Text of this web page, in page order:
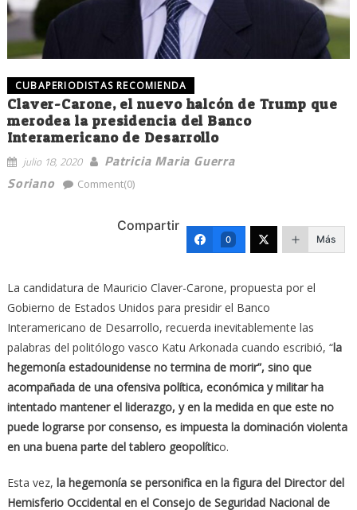
CUBAPERIODISTAS RECOMIENDA
Claver-Carone, el nuevo halcón de Trump que
merodea la presidencia del Banco
Interamericano de Desarrollo
julio 18, 2020
Patricia Maria Guerra
Soriano
Comment(0)
Compartir
0 Más
La candidatura de Mauricio Claver-Carone, propuesta por el
Gobierno de Estados Unidos para presidir el Banco
Interamericano de Desarrollo, recuerda inevitablemente las
palabras del politólogo vasco Katu Arkonada cuando escribió, “la
hegemonía estadounidense no termina de morir”, sino que
acompañada de una ofensiva política, económica y militar ha
intentado mantener el liderazgo, y en la medida en que este no
puede lograrse por consenso, es impuesta la dominación violenta
en una buena parte del tablero geopolítico.
Esta vez, la hegemonía se personifica en la figura del Director del
Hemisferio Occidental en el Consejo de Seguridad Nacional de